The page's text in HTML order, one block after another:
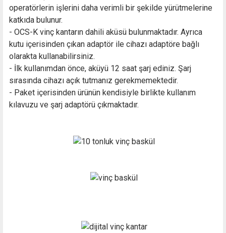
operatörlerin işlerini daha verimli bir şekilde yürütmelerine
katkıda bulunur.
- OCS-K vinç kantarın dahili aküsü bulunmaktadır. Ayrıca
kutu içerisinden çıkan adaptör ile cihazı adaptöre bağlı
olarakta kullanabilirsiniz.
- İlk kullanımdan önce, aküyü 12 saat şarj ediniz. Şarj
sırasında cihazı açık tutmanız gerekmemektedir.
- Paket içerisinden ürünün kendisiyle birlikte kullanım
kılavuzu ve şarj adaptörü çıkmaktadır.